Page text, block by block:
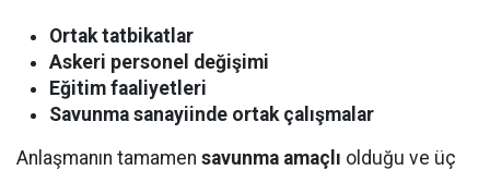
Ortak tatbikatlar
Askeri personel değişimi
Eğitim faaliyetleri
Savunma sanayiinde ortak çalışmalar
Anlaşmanın tamamen savunma amaçlı olduğu ve üç